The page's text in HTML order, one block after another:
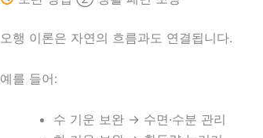
오행 이론은 자연의 흐름과도 연결됩니다.
예를 들어:
수 기운 보완 → 수면·수분 관리